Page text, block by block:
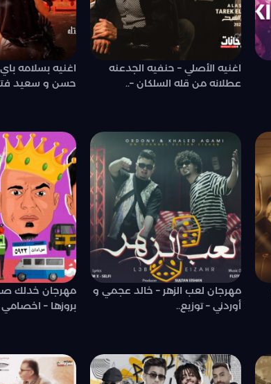
اغنيه الأصلي – حنفيه الجدعنه
عطلانه من قله السلكان –..
اغنيه بسلامه
حسن و سعيد
مهرجان لعب الزهر – خالد عجمي و
أوردني – توزيع..
مهرجان خدلك
بروزها –